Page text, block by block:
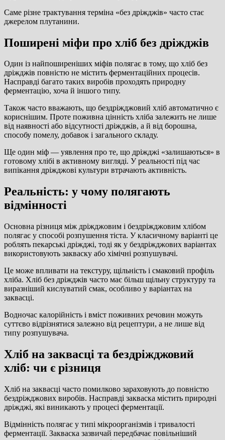
Саме різне трактування терміна «без дріжджів» часто стає
джерелом плутанини.
Поширені міфи про хліб без дріжджів
Один із найпоширеніших міфів полягає в тому, що хліб без
дріжджів повністю не містить ферментаційних процесів.
Насправді багато таких виробів проходять природну
ферментацію, хоча й іншого типу.
Також часто вважають, що бездріжджовий хліб автоматично є
кориснішим. Проте поживна цінність хліба залежить не лише
від наявності або відсутності дріжджів, а й від борошна,
способу помелу, добавок і загального складу.
Ще один міф — уявлення про те, що дріжджі «залишаються» в
готовому хлібі в активному вигляді. У реальності під час
випікання дріжджові культури втрачають активність.
Реальність: у чому полягають
відмінності
Основна різниця між дріжджовим і бездріжджовим хлібом
полягає у способі розпушення тіста. У класичному варіанті це
роблять пекарські дріжджі, тоді як у бездріжджових варіантах
використовують закваску або хімічні розпушувачі.
Це може впливати на текстуру, щільність і смаковий профіль
хліба. Хліб без дріжджів часто має більш щільну структуру та
виразніший кислуватий смак, особливо у варіантах на
заквасці.
Водночас калорійність і вміст поживних речовин можуть
суттєво відрізнятися залежно від рецептури, а не лише від
типу розпушувача.
Хліб на заквасці та бездріжджовий
хліб: чи є різниця
Хліб на заквасці часто помилково зараховують до повністю
бездріжджових виробів. Насправді закваска містить природні
дріжджі, які виникають у процесі ферментації.
Відмінність полягає у типі мікроорганізмів і тривалості
ферментації. Закваска зазвичай передбачає повільніший